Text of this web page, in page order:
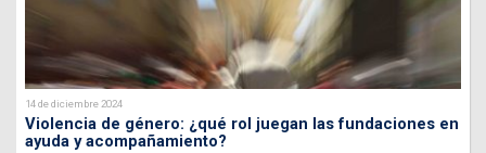
14 de diciembre 2024
Violencia de género: ¿qué rol juegan las fundaciones en
ayuda y acompañamiento?